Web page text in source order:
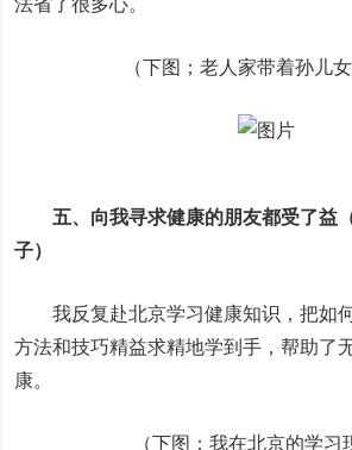
法省了很多心。
（下图；老人家带着孙儿女
五、向我寻求健康的朋友都受了益
子）
我反复赴北京学习健康知识，把如
方法和技巧精益求精地学到手，帮助了
康。
（下图：我在北京的学习